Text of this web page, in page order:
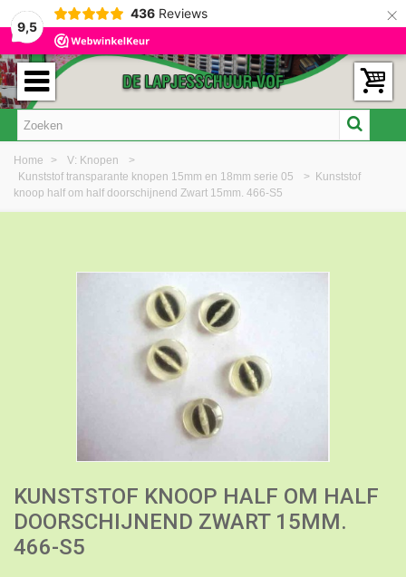
9,5
436 Reviews ×
Home > V: Knopen
>
Kunststof transparante knopen 15mm en 18mm serie 05
> Kunststof
knoop half om half doorschijnend Zwart 15mm. 466-S5
KUNSTSTOF KNOOP HALF OM HALF
DOORSCHIJNEND ZWART 15MM.
466-S5